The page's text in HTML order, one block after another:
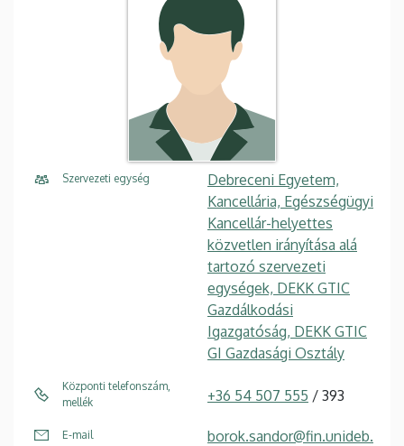
Szervezeti egység
Debreceni Egyetem,
Kancellária, Egészségügyi
Kancellár-helyettes
közvetlen irányítása alá
tartozó szervezeti
egységek, DEKK GTIC
Gazdálkodási
Igazgatóság, DEKK GTIC
GI Gazdasági Osztály
Központi telefonszám,
mellék
+36 54 507 555 / 393
E-mail
borok.sandor@fin.unideb.